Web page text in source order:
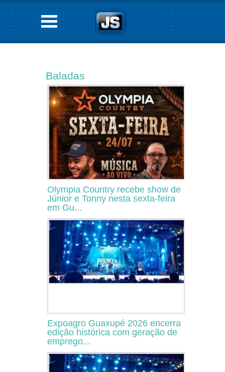
Baladas
Olympia Country recebe show de
Júnior e Tonny nesta sexta-feira
em Gu...
Expoagro Guaxupé 2026 encerra
edição histórica com geração de
emprego...